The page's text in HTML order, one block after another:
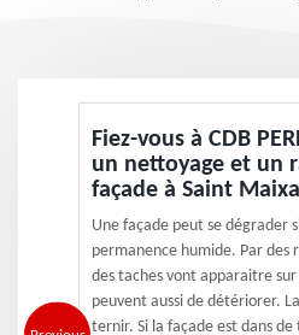
Fiez-vous à CDB
un nettoyage et un
façade à Saint
Une façade peut se dégrader
permanence humide. Par des
des taches vont apparaitre
peuvent aussi de détériorer.
ternir. Si la façade est dans